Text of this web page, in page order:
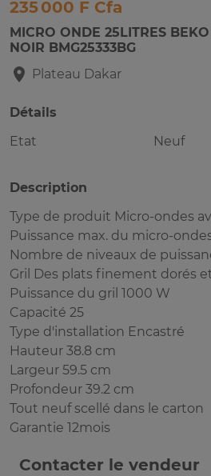
235 000 F Cfa
MICRO ONDE 25LITRES
NOIR BMG25333BG
Plateau Dakar
Détails
Etat
Neuf
Description
Type de produit Micro-ondes
Puissance max. du micro-
Nombre de niveaux de
Gril Des plats finement dorés
Puissance du gril 1000 W
Capacité 25
Type d'installation Encastré
Hauteur 38.8 cm
Largeur 59.5 cm
Profondeur 39.2 cm
Tout neuf scellé dans le carton
Garantie 12mois
Contacter le vendeur